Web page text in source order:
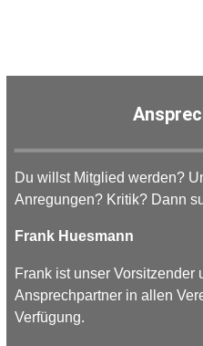
Du willst Mitglied werden?
Anregungen? Kritik? Dann
Frank Huesmann
Frank ist unser Vorsitzender
Ansprechpartner in allen
Verfügung.